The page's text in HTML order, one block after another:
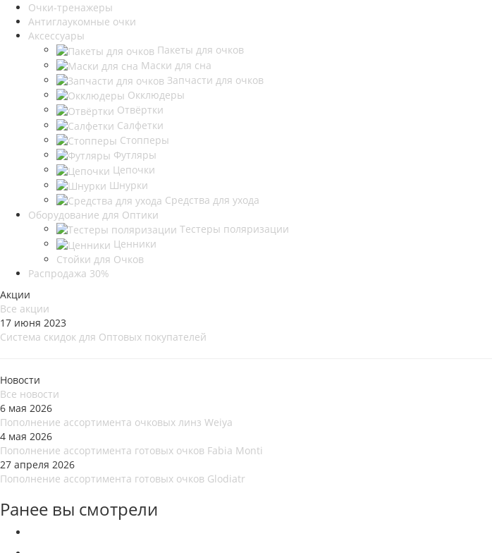
Очки-тренажеры
Антиглаукомные очки
Аксессуары
Пакеты для очков
Маски для сна
Запчасти для очков
Окклюдеры
Отвёртки
Салфетки
Стопперы
Футляры
Цепочки
Шнурки
Средства для ухода
Оборудование для Оптики
Тестеры поляризации
Ценники
Стойки для Очков
Распродажа 30%
Акции
Все акции
17 июня 2023
Система скидок для Оптовых покупателей
Новости
Все новости
6 мая 2026
Пополнение ассортимента очковых линз Weiya
4 мая 2026
Пополнение ассортимента готовых очков Fabia Monti
27 апреля 2026
Пополнение ассортимента готовых очков Glodiatr
Ранее вы смотрели